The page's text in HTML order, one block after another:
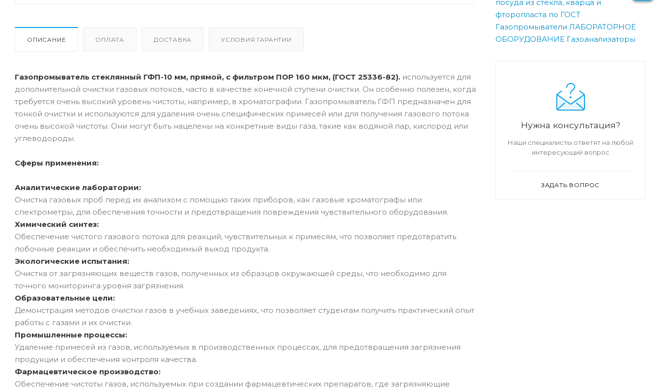
ОПИСАНИЕ ОПЛАТА ДОСТАВКА УСЛОВИЯ ГАРАНТИИ
Газопромыватель стеклянный ГФП-10 мм, прямой, с фильтром ПОР 160 мкм, (ГОСТ 25336-82). используется для
дополнительной очистки газовых потоков, часто в качестве конечной ступени очистки. Он особенно полезен, когда
требуется очень высокий уровень чистоты, например, в хроматографии. Газопромыватель ГФП предназначен для
тонкой очистки и используются для удаления очень специфических примесей или для получения газового потока
очень высокой чистоты. Они могут быть нацелены на конкретные виды газа, такие как водяной пар, кислород или
углеводороды.
Сферы применения:
Аналитические лаборатории:
Очистка газовых проб перед их анализом с помощью таких приборов, как газовые хроматографы или
спектрометры, для обеспечения точности и предотвращения повреждения чувствительного оборудования.
Химический синтез:
Обеспечение чистого газового потока для реакций, чувствительных к примесям, что позволяет предотвратить
побочные реакции и обеспечить необходимый выход продукта.
Экологические испытания:
Очистка от загрязняющих веществ газов, полученных из образцов окружающей среды, что необходимо для
точного мониторинга уровня загрязнения.
Образовательные цели:
Демонстрация методов очистки газов в учебных заведениях, что позволяет студентам получить практический опыт
работы с газами и их очистки.
Промышленные процессы:
Удаление примесей из газов, используемых в производственных процессах, для предотвращения загрязнения
продукции и обеспечения контроля качества.
Фармацевтическое производство:
Обеспечение чистоты газов, используемых при создании фармацевтических препаратов, где загрязняющие
посуда из стекла, кварца и
фторопласта по ГОСТ
Газопромыватели ЛАБОРАТОРНОЕ
ОБОРУДОВАНИЕ Газоанализаторы
Нужна консультация?
Наши специалисты ответят на любой
интересующий вопрос
ЗАДАТЬ ВОПРОС